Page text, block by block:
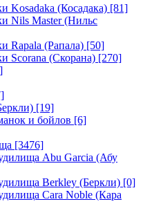
Kosadaka (Косадака) [81]
Nils Master (Нильс
Rapala (Рапала) [50]
Scorana (Скорана) [270]
[19]
и бойлов [6]
[3476]
Abu Garcia (Абу
Berkley (Беркли) [0]
Cara Noble (Кара